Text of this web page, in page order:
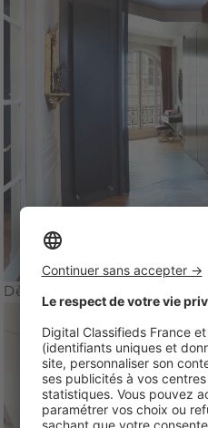
Dès le hall d'entrée, le côté